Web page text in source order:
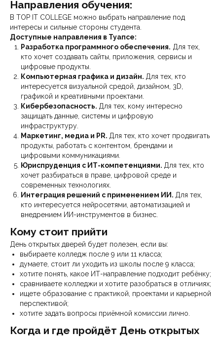
Направления обучения:
В TOP IT COLLEGE можно выбрать направление под
интересы и сильные стороны студента.
Доступные направления в Туапсе:
Разработка программного обеспечения. Для тех,
кто хочет создавать сайты, приложения, сервисы и
цифровые продукты.
Компьютерная графика и дизайн. Для тех, кто
интересуется визуальной средой, дизайном, 3D,
графикой и креативными проектами.
Кибербезопасность. Для тех, кому интересно
защищать данные, системы и цифровую
инфраструктуру.
Маркетинг, медиа и PR. Для тех, кто хочет продвигать
продукты, работать с контентом, брендами и
цифровыми коммуникациями.
Юриспруденция с ИТ-компетенциями. Для тех, кто
хочет разбираться в праве, цифровой среде и
современных технологиях.
Интеграция решений с применением ИИ. Для тех,
кто интересуется нейросетями, автоматизацией и
внедрением ИИ-инструментов в бизнес.
Кому стоит прийти
День открытых дверей будет полезен, если вы:
выбираете колледж после 9 или 11 класса;
думаете, стоит ли уходить из школы после 9 класса;
хотите понять, какое ИТ-направление подходит ребёнку;
сравниваете колледжи и хотите разобраться в отличиях;
ищете образование с практикой, проектами и карьерной
перспективой;
хотите задать вопросы приёмной комиссии лично.
Когда и где пройдёт День открытых